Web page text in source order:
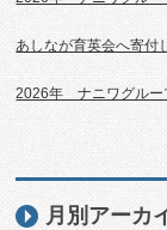
あしなが育英会へ寄付
2026年 ナニワグルー
月別アーカ